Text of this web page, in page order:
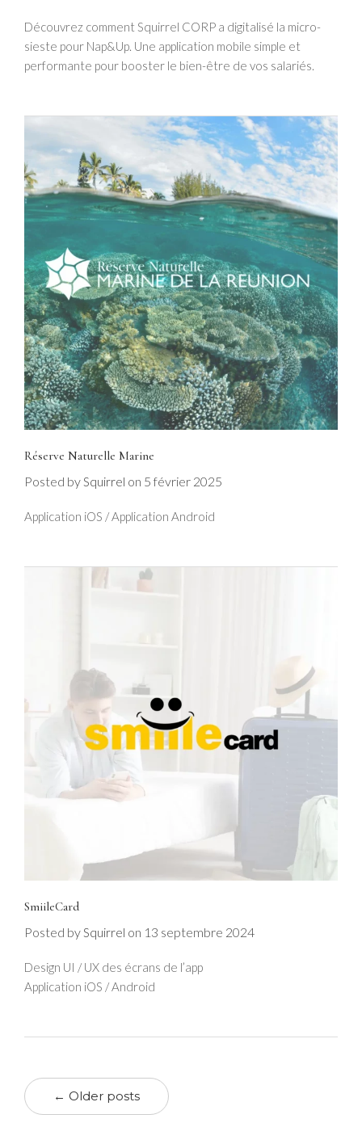
Découvrez comment Squirrel CORP a digitalisé la micro-
sieste pour Nap&Up. Une application mobile simple et
performante pour booster le bien-être de vos salariés.
Réserve Naturelle Marine
Posted bySquirrel on 5 février 2025
Application iOS / Application Android
SmiileCard
Posted bySquirrel on 13 septembre 2024
Design UI / UX des écrans de l’app
Application iOS / Android
← Older posts